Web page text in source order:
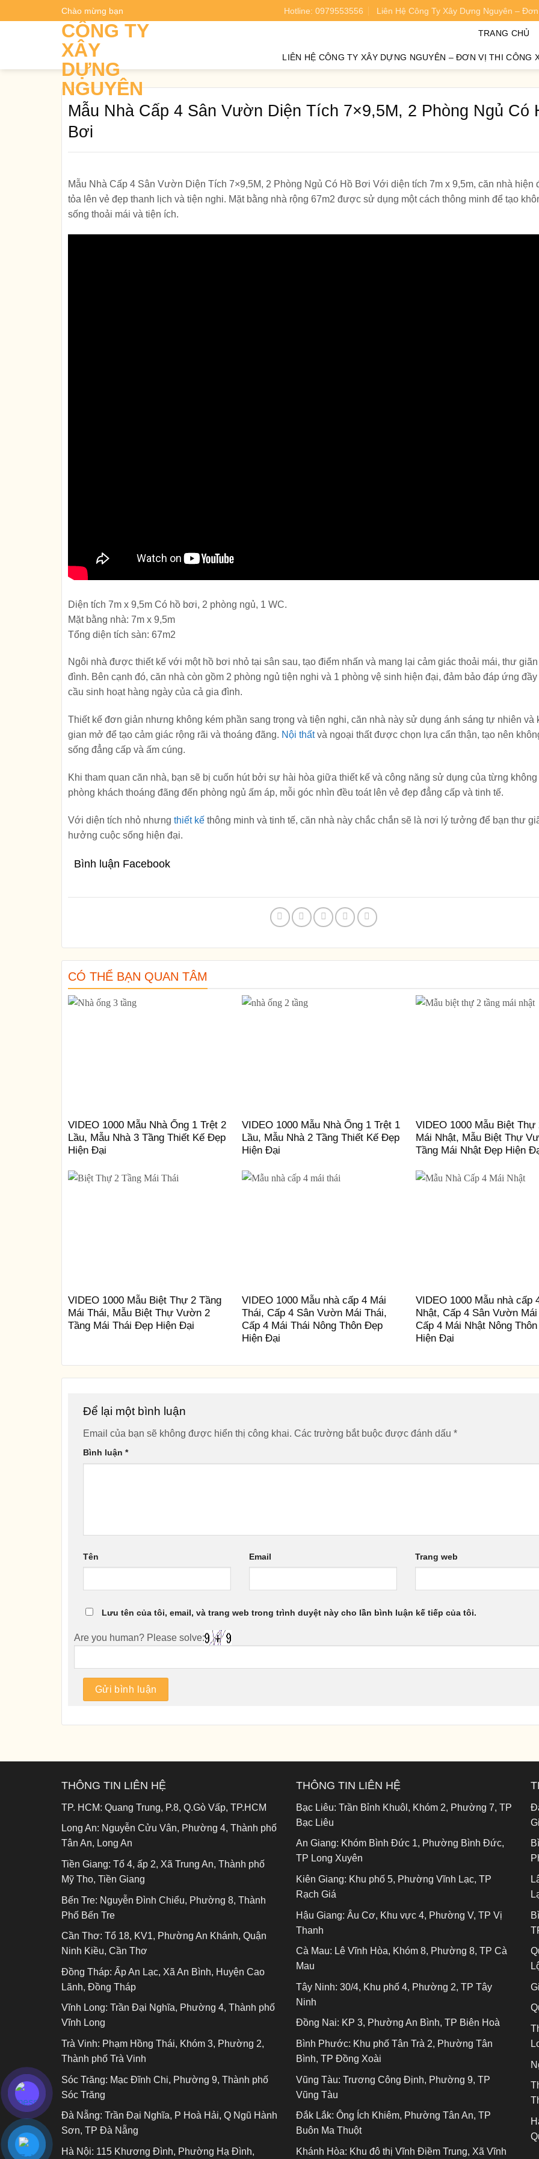
to
Chào mừng bạn Hotline: 0979553556 Liên Hệ Công Ty Xây Dựng Nguyên –
CÔNG TY
XÂY
DỰNG
NGUYÊN
TRANG CHỦ
LIÊN HỆ CÔNG TY XÂY DỰNG NGUYÊN – ĐƠN VỊ THI CÔNG
Mẫu Nhà Cấp 4 Sân Vườn Diện Tích 7×9,5M, 2 Phòng Ngủ Có
Bơi
Mẫu Nhà Cấp 4 Sân Vườn Diện Tích 7×9,5M, 2 Phòng Ngủ Có Hồ Bơi Với diện tích 7m x 9,5m, căn nhà hiện
tỏa lên vẻ đẹp thanh lịch và tiện nghi. Mặt bằng nhà rộng 67m2 được sử dụng một cách thông minh để tạo
sống thoải mái và tiện ích.
Diện tích 7m x 9,5m Có hồ bơi, 2 phòng ngủ, 1 WC.
Mặt bằng nhà: 7m x 9,5m
Tổng diện tích sàn: 67m2
Ngôi nhà được thiết kế với một hồ bơi nhỏ tại sân sau, tạo điểm nhấn và mang lại cảm giác thoải mái, thư
đình. Bên cạnh đó, căn nhà còn gồm 2 phòng ngủ tiện nghi và 1 phòng vệ sinh hiện đại, đảm bảo đáp ứng đầy
cầu sinh hoạt hàng ngày của cả gia đình.
Thiết kế đơn giản nhưng không kém phần sang trọng và tiện nghi, căn nhà này sử dụng ánh sáng tự nhiên và
gian mở để tạo cảm giác rộng rãi và thoáng đãng. Nội thấtvà ngoại thất được chọn lựa cẩn thận, tạo nên
sống đẳng cấp và ấm cúng.
Khi tham quan căn nhà, bạn sẽ bị cuốn hút bởi sự hài hòa giữa thiết kế và công năng sử dụng của từng
phòng khách thoáng đãng đến phòng ngủ ấm áp, mỗi góc nhìn đều toát lên vẻ đẹp đẳng cấp và tinh tế.
Với diện tích nhỏ nhưng thiết kế thông minh và tinh tế, căn nhà này chắc chắn sẽ là nơi lý tưởng để bạn thư
hưởng cuộc sống hiện đại.
Bình luận Facebook
CÓ THỂ BẠN QUAN TÂM
VIDEO 1000 Mẫu Nhà Ống 1 Trệt 2
Lầu, Mẫu Nhà 3 Tầng Thiết Kế Đẹp
Hiện Đại
VIDEO 1000 Mẫu Nhà Ống 1 Trệt 1
Lầu, Mẫu Nhà 2 Tầng Thiết Kế Đẹp
Hiện Đại
VIDEO 1000 Mẫu Biệt Thự
Mái Nhật, Mẫu Biệt Thự
Tầng Mái Nhật Đẹp Hiện
VIDEO 1000 Mẫu Biệt Thự 2 Tầng
Mái Thái, Mẫu Biệt Thự Vườn 2
Tầng Mái Thái Đẹp Hiện Đại
VIDEO 1000 Mẫu nhà cấp 4 Mái
Thái, Cấp 4 Sân Vườn Mái Thái,
Cấp 4 Mái Thái Nông Thôn Đẹp
Hiện Đại
VIDEO 1000 Mẫu nhà cấp
Nhật, Cấp 4 Sân Vườn
Cấp 4 Mái Nhật Nông
Hiện Đại
Để lại một bình luận
Email của bạn sẽ không được hiển thị công khai. Các trường bắt buộc được đánh dấu *
Bình luận *
Tên Email Trang web
Lưu tên của tôi, email, và trang web trong trình duyệt này cho lần bình luận kế tiếp của tôi.
Are you human? Please solve:
THÔNG TIN LIÊN HỆ
TP. HCM: Quang Trung, P.8, Q.Gò Vấp, TP.HCM
Long An: Nguyễn Cửu Vân, Phường 4, Thành phố
Tân An, Long An
Tiền Giang: Tổ 4, ấp 2, Xã Trung An, Thành phố
Mỹ Tho, Tiền Giang
Bến Tre: Nguyễn Đình Chiểu, Phường 8, Thành
Phố Bến Tre
Cần Thơ: Tổ 18, KV1, Phường An Khánh, Quận
Ninh Kiều, Cần Thơ
Đồng Tháp: Ấp An Lạc, Xã An Bình, Huyện Cao
Lãnh, Đồng Tháp
Vĩnh Long: Trần Đại Nghĩa, Phường 4, Thành phố
Vĩnh Long
Trà Vinh: Phạm Hồng Thái, Khóm 3, Phường 2,
Thành phố Trà Vinh
Sóc Trăng: Mạc Đĩnh Chi, Phường 9, Thành phố
Sóc Trăng
Đà Nẵng: Trần Đại Nghĩa, P Hoà Hải, Q Ngũ Hành
Sơn, TP Đà Nẵng
Hà Nội: 115 Khương Đình, Phường Hạ Đình,
THÔNG TIN LIÊN HỆ
Bạc Liêu: Trần Bỉnh Khuôl, Khóm 2, Phường 7, TP
Bạc Liêu
An Giang: Khóm Bình Đức 1, Phường Bình Đức,
TP Long Xuyên
Kiên Giang: Khu phố 5, Phường Vĩnh Lạc, TP
Rạch Giá
Hậu Giang: Âu Cơ, Khu vực 4, Phường V, TP Vị
Thanh
Cà Mau: Lê Vĩnh Hòa, Khóm 8, Phường 8, TP Cà
Mau
Tây Ninh: 30/4, Khu phố 4, Phường 2, TP Tây
Ninh
Đồng Nai: KP 3, Phường An Bình, TP Biên Hoà
Bình Phước: Khu phố Tân Trà 2, Phường Tân
Bình, TP Đồng Xoài
Vũng Tàu: Trương Công Định, Phường 9, TP
Vũng Tàu
Đắk Lắk: Ông Ích Khiêm, Phường Tân An, TP
Buôn Ma Thuột
Khánh Hòa: Khu đô thị Vĩnh Điềm Trung, Xã Vĩnh
Dự toán chi phí xây nhà chính xác 95%.